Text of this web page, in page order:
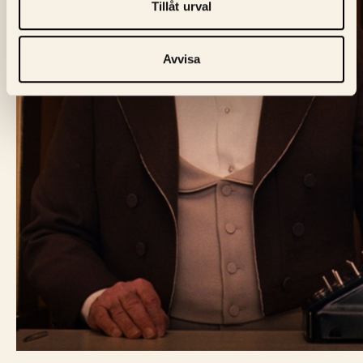
Tillåt urval
Avvisa
Skeppargatan 60,
biljett@biofagelbla.se
Allmänt:
mail@biofagelbla.se
Event:
event@biofagelbla.se
ÖPPETTIDER
Biografen öppnar 30 min innan dagens första visning.
NYHETSBREV
E-Postaddress
Skicka